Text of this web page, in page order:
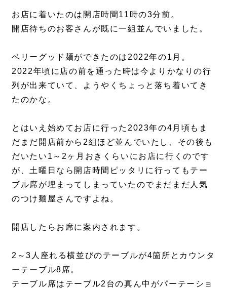
お店に着いたのは開店時間11時の3分前。
開店待ちのお客さんが既に一組並んでいました。
ベリーグッド麺ができたのは2022年の1月。
2022年頃に店の前を通った時は今よりかなりの行
列が出来ていて、ようやくちょっと落ち着いてき
たのかな。
とはいえ始めてお店に行った2023年の4月頃もま
だまだ開店前から2組ほど並んでいたし、その後も
だいたい1～2ヶ月おきくらいにお店に行くのです
が、土曜日なら開店時間ピッタリに行ってもテー
ブル席が埋まってしまっていたのでまだまだ人気
のつけ麺屋さんですよね。
開店したらお席に案内されます。
2～3人座れる横並びのテーブルが4箇所とカウンタ
ーテーブル8席。
テーブル席はテーブル2台の真ん中がパーテーショ